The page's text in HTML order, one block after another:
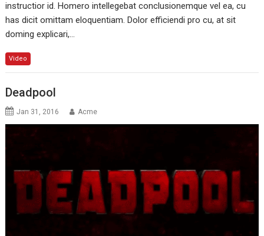
instructior id. Homero intellegebat conclusionemque vel ea, cu
has dicit omittam eloquentiam. Dolor efficiendi pro cu, at sit
doming explicari,…
Video
Deadpool
Jan 31, 2016 Acme